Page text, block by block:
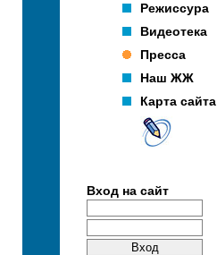
Режиссура
Видеотека
Пресса
Наш ЖЖ
Карта сайта
Вход на сайт